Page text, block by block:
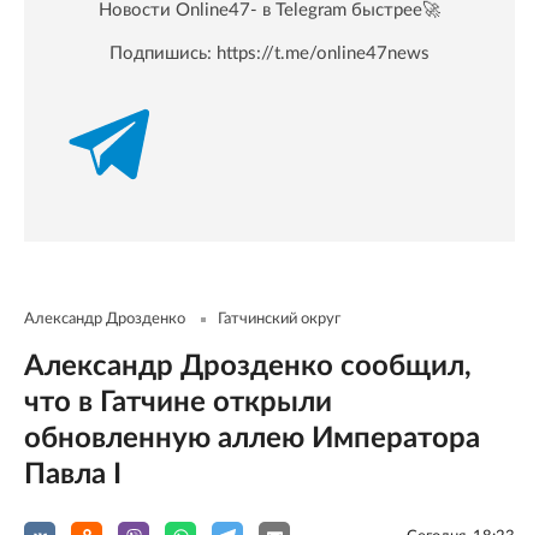
Новости Online47- в Telegram быстрее🚀
Подпишись: https://t.me/online47news
Александр Дрозденко Гатчинский округ
Александр Дрозденко сообщил,
что в Гатчине открыли
обновленную аллею Императора
Павла I